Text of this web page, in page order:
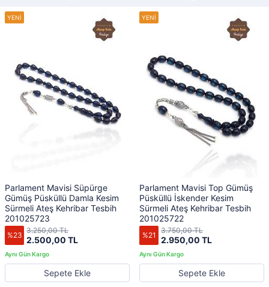
Parlament Mavisi Süpürge
Gümüş Püsküllü Damla Kesim
Sürmeli Ateş Kehribar Tesbih
201025723
%23 2.500,00 TL
3.250,00 TL
Sepete Ekle
Parlament Mavisi Top Gümüş
Püsküllü İskender Kesim
Sürmeli Ateş Kehribar Tesbih
201025722
%21 2.950,00 TL
3.750,00 TL
Sepete Ekle